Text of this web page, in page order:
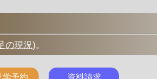
の現況)。